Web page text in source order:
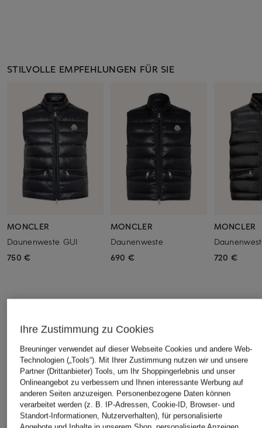
STILVOLLE EMPFEHLUNGEN FÜR SIE
MONCLER
Daunenweste GUI
750 €
MONCLER
Daunenweste
690 €
MONCLER
720 €
Ihre Zustimmung zu Cookies
Breuninger verwendet auf dieser Webseite Cookies und andere Web-
Technologien („Tools“). Mit Ihrer Zustimmung nutzen wir und unsere
Partner (Drittanbieter) Tools, um Ihr Shoppingerlebnis und unser
Onlineangebot zu verbessern und Ihnen interessante Werbung auf
anderen Seiten anzuzeigen. Personenbezogene Daten können
verarbeitet werden (z. B. IP-Adressen, Cookie-ID, Browser- und
Standort-Informationen, Nutzerverhalten), für personalisierte